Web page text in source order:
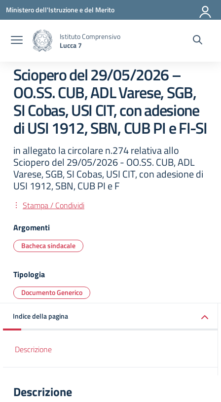
Vai ai contenuti
Vai al menu di navigazione
Vai al footer
Ministero dell'Istruzione e del Merito
Istituto Comprensivo
Lucca 7
Sciopero del 29/05/2026 –
OO.SS. CUB, ADL Varese, SGB,
SI Cobas, USI CIT, con adesione
di USI 1912, SBN, CUB PI e FI-SI
in allegato la circolare n.274 relativa allo
Sciopero del 29/05/2026 - OO.SS. CUB, ADL
Varese, SGB, SI Cobas, USI CIT, con adesione di
USI 1912, SBN, CUB PI e F
Stampa / Condividi
Argomenti
Bacheca sindacale
Tipologia
Documento Generico
Indice della pagina
Descrizione
Descrizione